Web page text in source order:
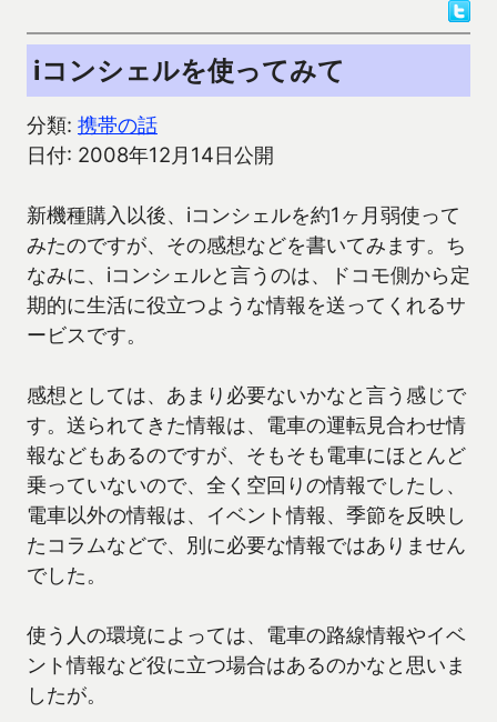
iコンシェルを使ってみて
分類: 携帯の話
日付: 2008年12月14日公開
新機種購入以後、iコンシェルを約1ヶ月弱使って
みたのですが、その感想などを書いてみます。ち
なみに、iコンシェルと言うのは、ドコモ側から定
期的に生活に役立つような情報を送ってくれるサ
ービスです。
感想としては、あまり必要ないかなと言う感じで
す。送られてきた情報は、電車の運転見合わせ情
報などもあるのですが、そもそも電車にほとんど
乗っていないので、全く空回りの情報でしたし、
電車以外の情報は、イベント情報、季節を反映し
たコラムなどで、別に必要な情報ではありません
でした。
使う人の環境によっては、電車の路線情報やイベ
ント情報など役に立つ場合はあるのかなと思いま
したが。